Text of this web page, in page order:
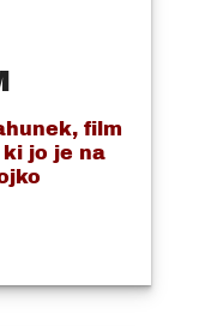
film
ki jo je na